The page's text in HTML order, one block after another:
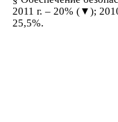
2011 г. – 20% (▼);
25,5%.